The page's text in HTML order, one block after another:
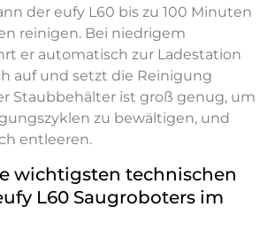
der eufy L60 bis zu 100 Minuten
reinigen. Bei niedrigem
er automatisch zur Ladestation
auf und setzt die Reinigung
Staubbehälter ist groß genug, um
zu bewältigen, und
entleeren.
wichtigsten technischen
L60 Saugroboters im